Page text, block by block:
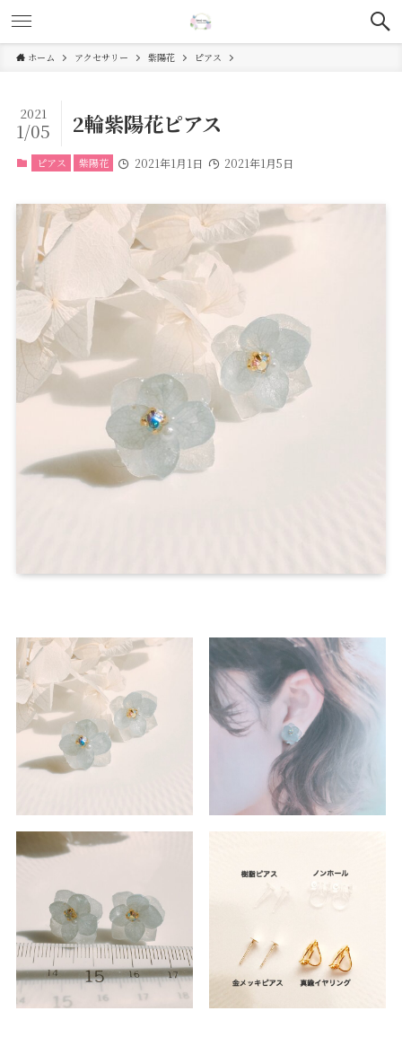
ホーム アクセサリー 紫陽花 ピアス
2輪紫陽花ピアス
2021
1/05
ピアス 紫陽花 2021年1月1日 2021年1月5日